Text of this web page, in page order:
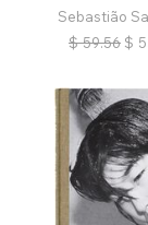
Sebastião
$ 59.56 $